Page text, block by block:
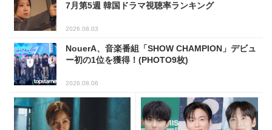
7月第5週 韓国ドラマ視聴率ランキング
2026.08.03
NouerA、音楽番組「SHOW CHAMPION」デビュ
ー初の1位を獲得！(PHOTO9枚)
2026.08.06